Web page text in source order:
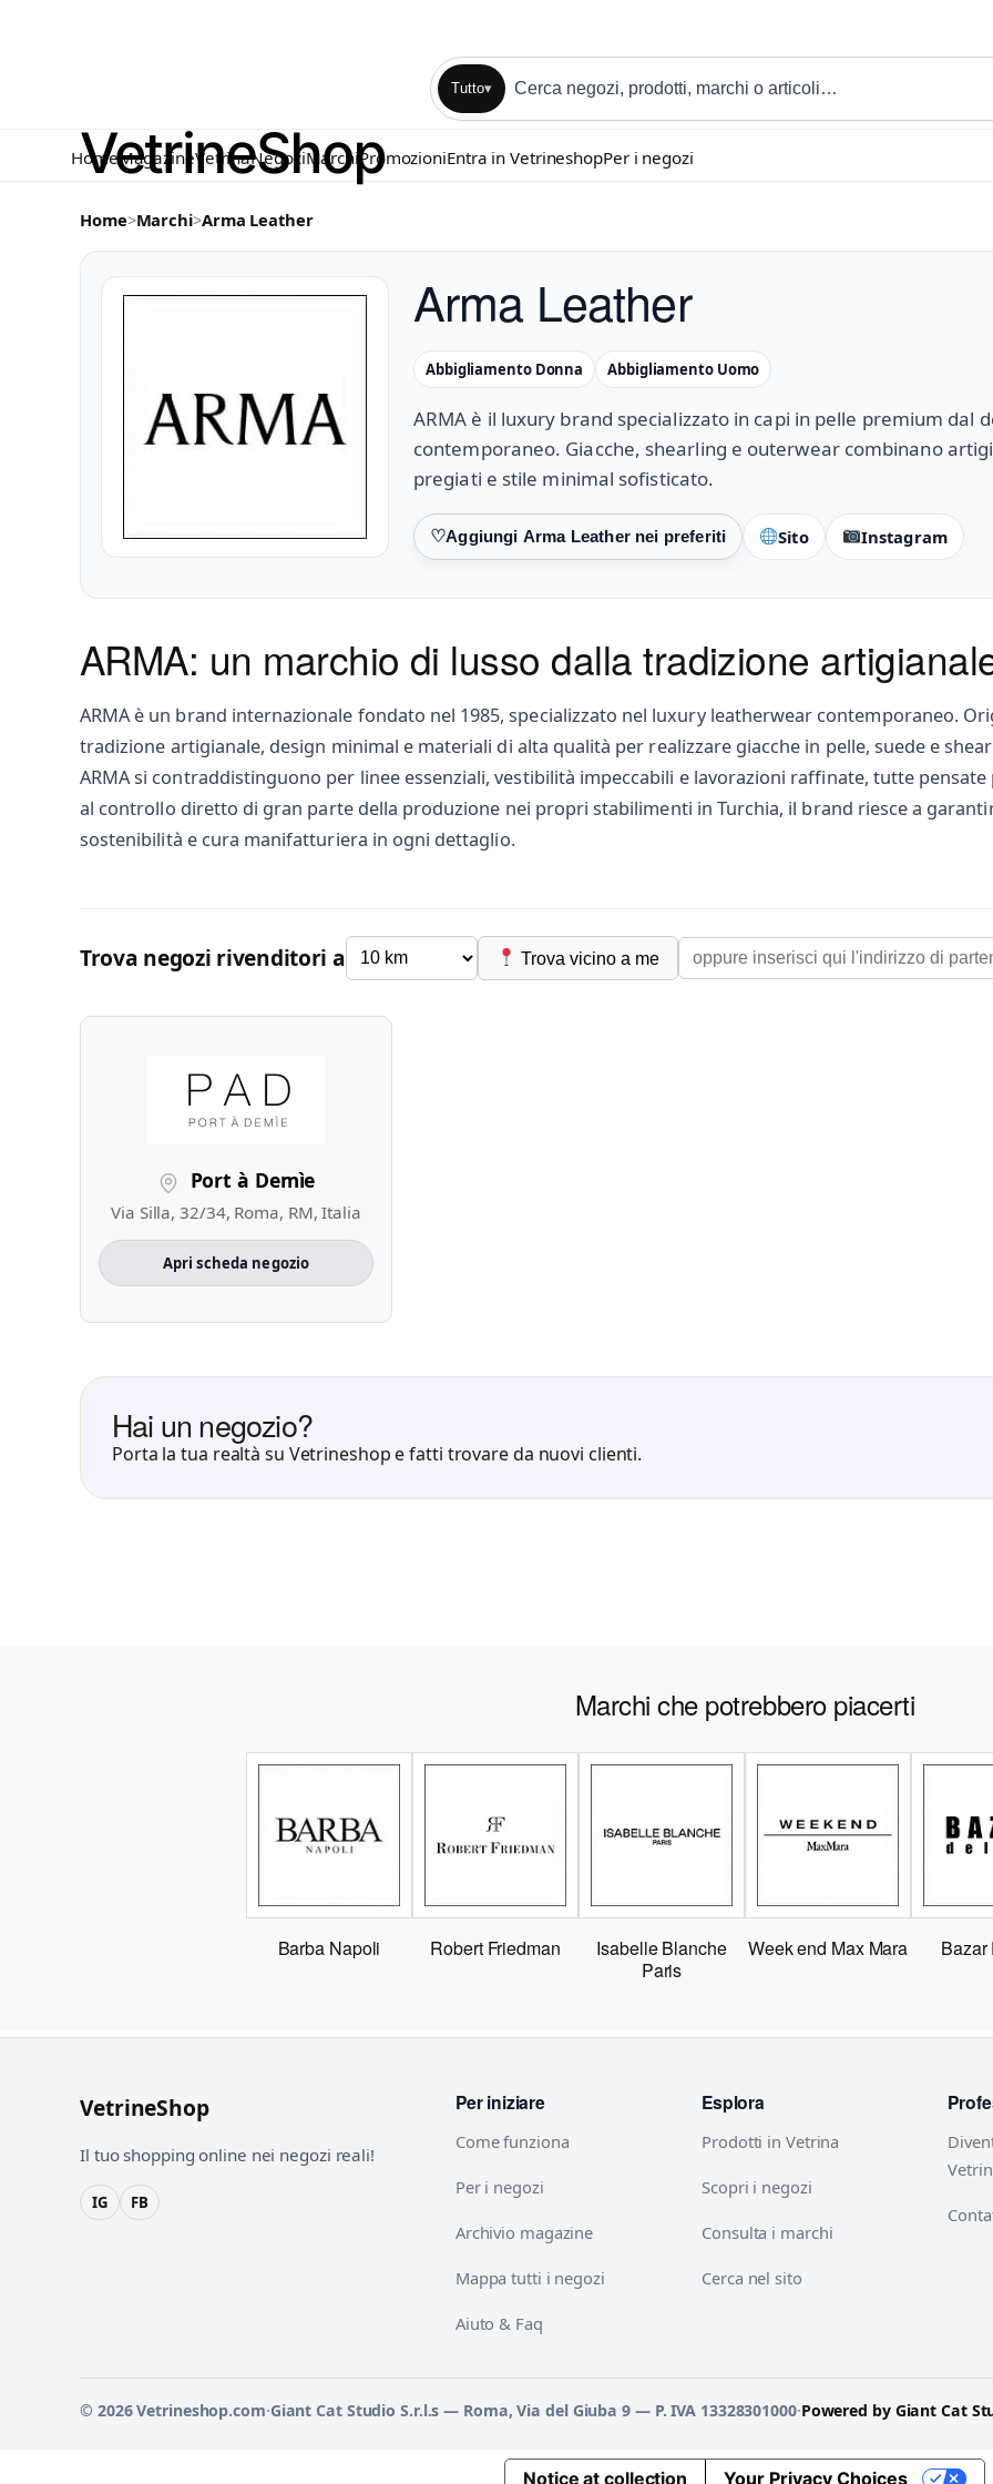
Tutto▾
HomeMagazineVetrinaNegoziMarchi PromozioniEntra in VetrineshopPer i negozi
Home>Marchi>Arma Leather
Arma Leather
Abbigliamento Donna Abbigliamento Uomo
ARMA è il luxury brand specializzato in capi in pelle premium dal
contemporaneo. Giacche, shearling e outerwear combinano
pregiati e stile minimal sofisticato.
Preferiti Sito Instagram
ARMA: un marchio di lusso dalla tradizione
ARMA è un brand internazionale fondato nel 1985, specializzato nel luxury leatherwear contemporaneo.
tradizione artigianale, design minimal e materiali di alta qualità per realizzare giacche in pelle, suede e
ARMA si contraddistinguono per linee essenziali, vestibilità impeccabili e lavorazioni raffinate, tutte
al controllo diretto di gran parte della produzione nei propri stabilimenti in Turchia, il brand riesce a
sostenibilità e cura manifatturiera in ogni dettaglio.
Trova negozi rivenditori a Trova vicino a me
Port à Demìe
Via Silla, 32/34, Roma, RM, Italia
Apri scheda negozio
Hai un negozio?
Porta la tua realtà su Vetrineshop e fatti trovare da nuovi clienti.
Marchi che potrebbero piacerti
Barba Napoli Robert Friedman
Isabelle Blanche
Paris
Week end Max Mara Bazar
VetrineShop
Il tuo shopping online nei negozi reali!
IG FB
Per iniziare
Come funziona
Per i negozi
Archivio magazine
Mappa tutti i negozi
Aiuto & Faq
Esplora
Prodotti in Vetrina
Scopri i negozi
Consulta i marchi
Cerca nel sito
© 2026 Vetrineshop.com·Giant Cat Studio S.r.l.s — Roma, Via del Giuba 9 — P. IVA 13328301000·Powered by Giant Cat
Notice at collection Your Privacy Choices